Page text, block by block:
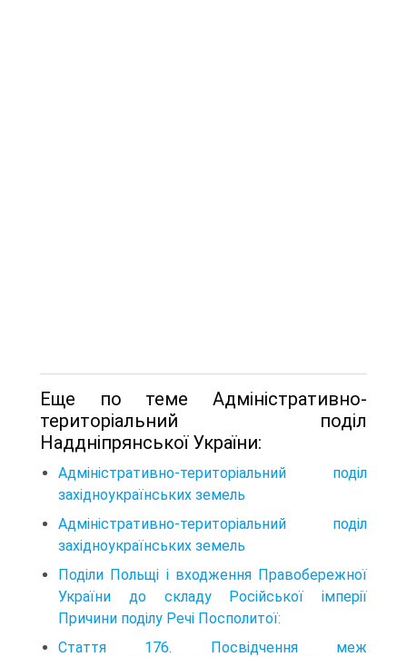
Еще по теме Адміністративно-
територіальний поділ
Наддніпрянської України:
Адміністративно-територіальний поділ
західноукраїнських земель
Адміністративно-територіальний поділ
західноукраїнських земель
Поділи Польщі і входження Правобережної
України до складу Російської імперії
Причини поділу Речі Посполитої:
Стаття 176. Посвідчення меж